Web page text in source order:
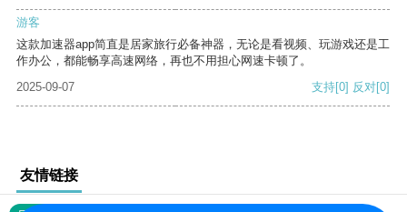
游客
这款加速器app简直是居家旅行必备神器，无论是看视频、玩游戏还是工
作办公，都能畅享高速网络，再也不用担心网速卡顿了。
2025-09-07
支持[0] 反对[0]
友情链接